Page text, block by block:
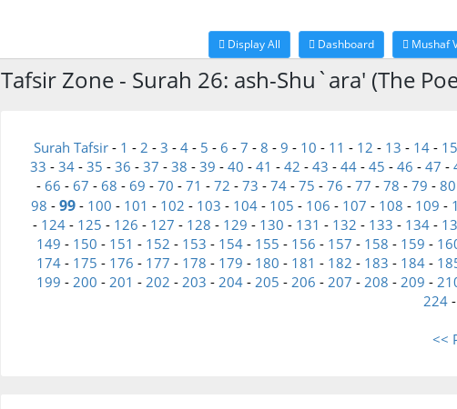
Display All Dashboard Mushaf
Tafsir Zone - Surah 26: ash-Shu`ara' (The
Surah Tafsir - 1 - 2 - 3 - 4 - 5 - 6 - 7 - 8 - 9 - 10 - 11 - 12 - 13 - 14 - 15
33 - 34 - 35 - 36 - 37 - 38 - 39 - 40 - 41 - 42 - 43 - 44 - 45 - 46 - 47 -
- 66 - 67 - 68 - 69 - 70 - 71 - 72 - 73 - 74- 75 - 76 - 77 - 78 - 79 - 80
98 - 99- 100 - 101 - 102 - 103 - 104- 105 - 106 - 107 - 108 - 109 -
- 124- 125 - 126 - 127 - 128 - 129 - 130 - 131 - 132 - 133 - 134-
149 - 150 - 151 - 152 - 153 - 154 - 155 - 156 - 157 - 158 - 159 -
174 - 175 - 176 - 177 - 178 - 179 - 180 - 181 - 182 - 183 - 184 -
199 - 200 - 201 - 202 - 203 - 204 - 205 - 206 - 207 - 208 - 209 -
224-
<<